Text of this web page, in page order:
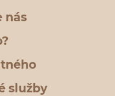
nás
služby